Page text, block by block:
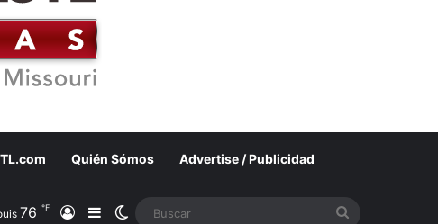
Quién Sómos Advertise / Publicidad
76 ℉ AccesoBarra lateral
Switch skin